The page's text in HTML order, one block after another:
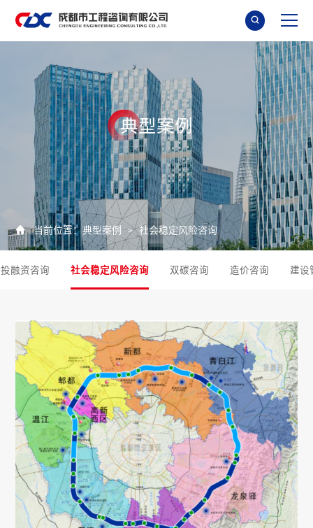

典型案例
 当前位置： 典型案例 > 社会稳定风险咨询
投融资咨询 社会稳定风险咨询 双碳咨询 造价咨询 建设